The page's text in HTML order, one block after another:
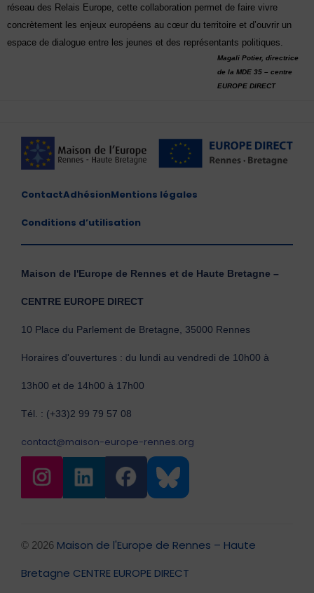
réseau des Relais Europe, cette collaboration permet de faire vivre
concrètement les enjeux européens au cœur du territoire et d’ouvrir un
espace de dialogue entre les jeunes et des représentants politiques.
Magali Potier, directrice
de la MDE 35 – centre
EUROPE DIRECT
ContactAdhésionMentions légales
Conditions d’utilisation
Maison de l'Europe de Rennes et de Haute Bretagne –
CENTRE EUROPE DIRECT
10 Place du Parlement de Bretagne, 35000 Rennes
Horaires d'ouvertures : du lundi au vendredi de 10h00 à
13h00 et de 14h00 à 17h00
Tél. : (+33)2 99 79 57 08
contact@maison-europe-rennes.org
© 2026 Maison de l'Europe de Rennes – Haute
Bretagne CENTRE EUROPE DIRECT